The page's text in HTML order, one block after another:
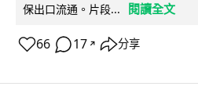
保出口流通。片段...
閱讀全文
66 17 ↗ 分享